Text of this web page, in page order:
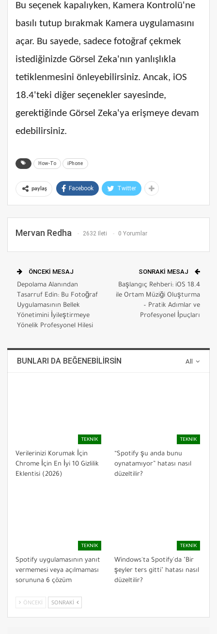
Bu seçenek kapalıyken, Kamera Kontrolü'ne
basılı tutup bırakmak Kamera uygulamasını
açar. Bu sayede, sadece fotoğraf çekmek
istediğinizde Görsel Zeka'nın yanlışlıkla
tetiklenmesini önleyebilirsiniz. Ancak, iOS
18.4'teki diğer seçenekler sayesinde,
gerektiğinde Görsel Zeka'ya erişmeye devam
edebilirsiniz.
How-To iPhone
paylaş Facebook Twitter
Mervan Redha 2632 Ileti 0 Yorumlar
ÖNCEKI MESAJ
Depolama Alanından
Tasarruf Edin: Bu Fotoğraf
Uygulamasının Bellek
Yönetimini İyileştirmeye
Yönelik Profesyonel Hilesi
SONRAKI MESAJ
Başlangıç ​​Rehberi: iOS 18.4
ile Ortam Müziği Oluşturma
– Pratik Adımlar ve
Profesyonel İpuçları
All
BUNLARI DA BEĞENEBILIRSIN
TEKNIK
Verilerinizi Korumak İçin
Chrome İçin En İyi 10 Gizlilik
Eklentisi (2026)
TEKNIK
“Spotify şu anda bunu
oynatamıyor” hatası nasıl
düzeltilir?
TEKNIK
Spotify uygulamasının yanıt
vermemesi veya açılmaması
sorununa 6 çözüm
TEKNIK
Windows'ta Spotify'da "Bir
şeyler ters gitti" hatası nasıl
düzeltilir?
ÖNCEKI SONRAKI